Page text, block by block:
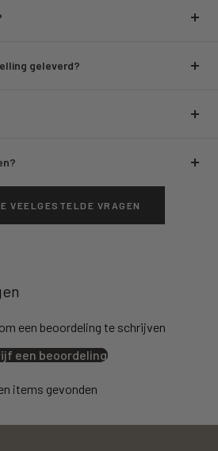
geleverd?
VEELGESTELDE VRAGEN
een beoordeling te schrijven
een beoordeling
items gevonden